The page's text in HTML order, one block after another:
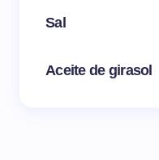
Sal
Aceite de girasol